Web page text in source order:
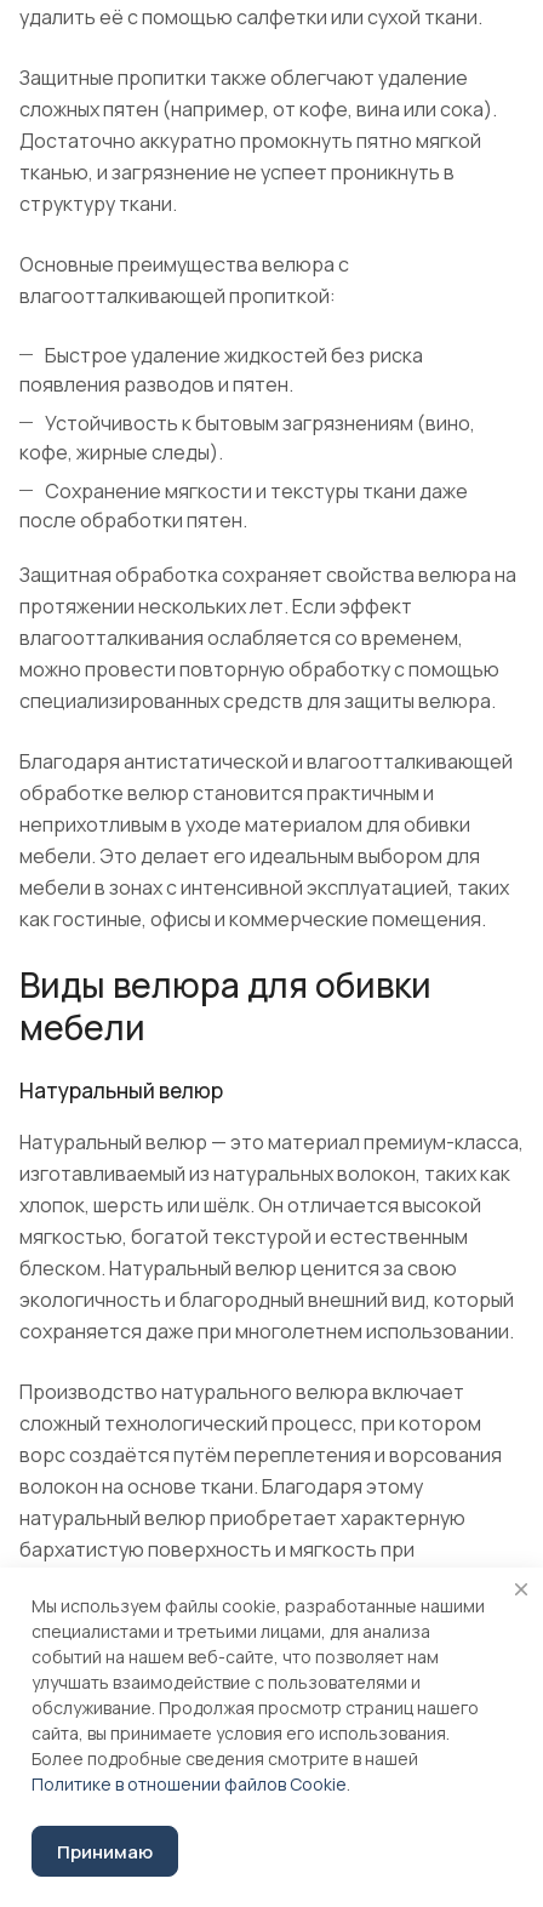
удалить её с помощью салфетки или сухой ткани.
Защитные пропитки также облегчают удаление
сложных пятен (например, от кофе, вина или сока).
Достаточно аккуратно промокнуть пятно мягкой
тканью, и загрязнение не успеет проникнуть в
структуру ткани.
Основные преимущества велюра с
влагоотталкивающей пропиткой:
Быстрое удаление жидкостей без риска
появления разводов и пятен.
Устойчивость к бытовым загрязнениям (вино,
кофе, жирные следы).
Сохранение мягкости и текстуры ткани даже
после обработки пятен.
Защитная обработка сохраняет свойства велюра на
протяжении нескольких лет. Если эффект
влагоотталкивания ослабляется со временем,
можно провести повторную обработку с помощью
специализированных средств для защиты велюра.
Благодаря антистатической и влагоотталкивающей
обработке велюр становится практичным и
неприхотливым в уходе материалом для обивки
мебели. Это делает его идеальным выбором для
мебели в зонах с интенсивной эксплуатацией, таких
как гостиные, офисы и коммерческие помещения.
Виды велюра для обивки
мебели
Натуральный велюр
Натуральный велюр — это материал премиум-класса,
изготавливаемый из натуральных волокон, таких как
хлопок, шерсть или шёлк. Он отличается высокой
мягкостью, богатой текстурой и естественным
блеском. Натуральный велюр ценится за свою
экологичность и благородный внешний вид, который
сохраняется даже при многолетнем использовании.
Производство натурального велюра включает
сложный технологический процесс, при котором
ворс создаётся путём переплетения и ворсования
волокон на основе ткани. Благодаря этому
натуральный велюр приобретает характерную
бархатистую поверхность и мягкость при
Особенности состава и текстуры
Натуральный велюр состоит из натуральных
волокон, что придаёт ему особые свойства:
Хлопковый велюр.Изготавливается из 100%
воздухопроницаемость. Такой велюр
гипоаллергенен и подходит для использования в
Мы используем файлы cookie, разработанные нашими
специалистами и третьими лицами, для анализа
событий на нашем веб-сайте, что позволяет нам
улучшать взаимодействие с пользователями и
обслуживание. Продолжая просмотр страниц нашего
сайта, вы принимаете условия его использования.
Более подробные сведения смотрите в нашей
Политике в отношении файлов Cookie.
Принимаю